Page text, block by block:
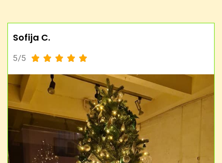
Sofija C.
5/5     